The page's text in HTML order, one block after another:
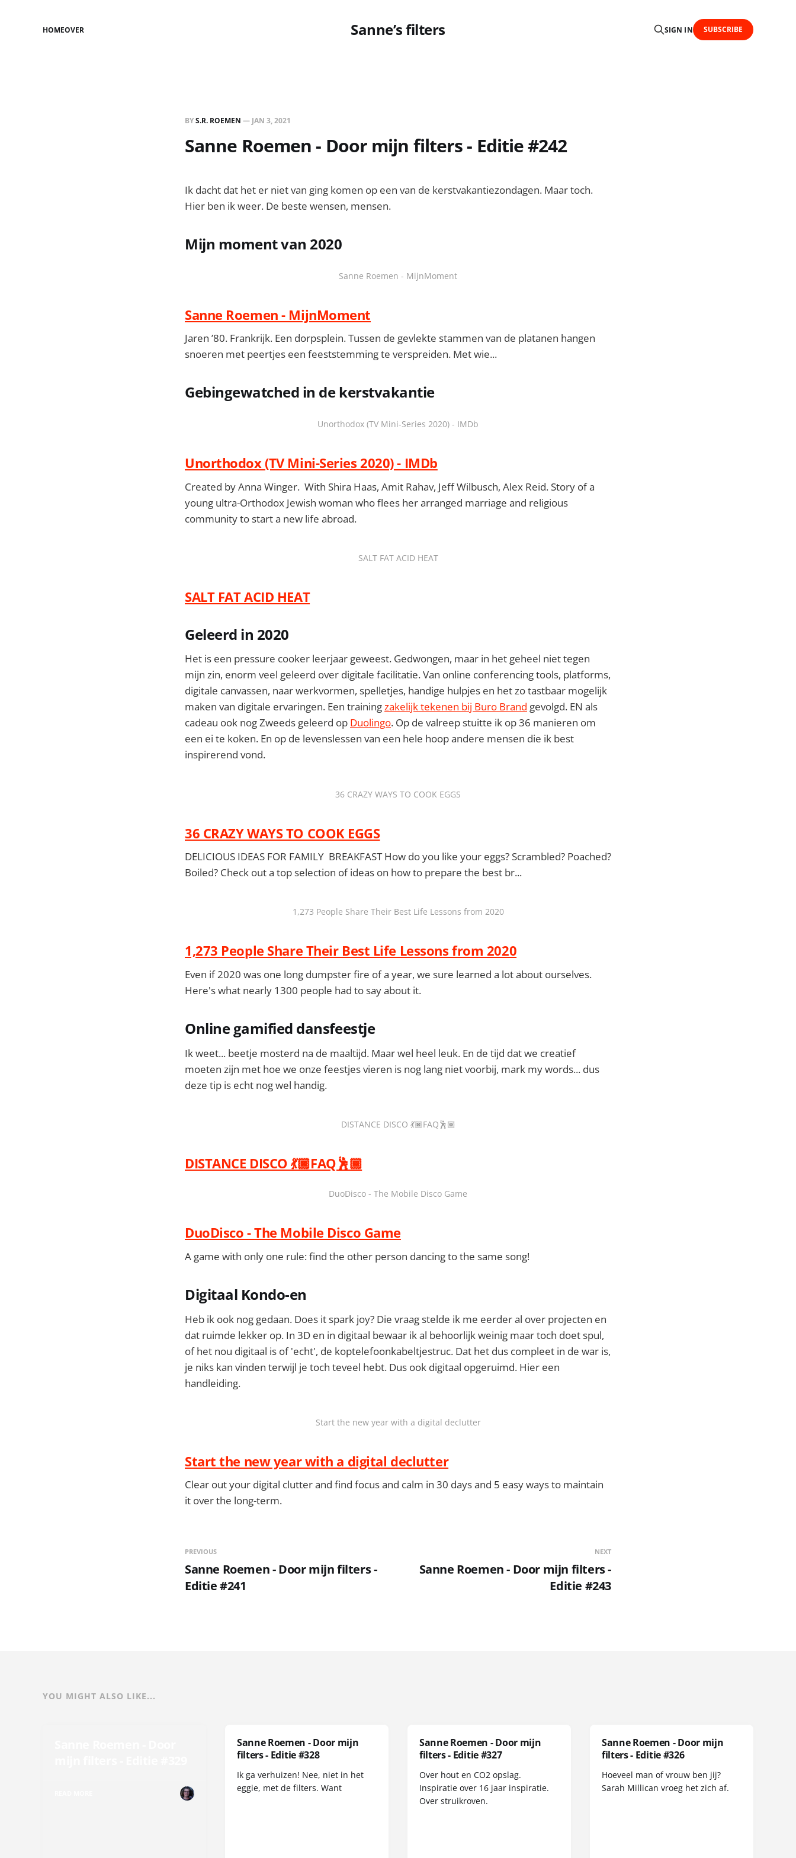
Sanne’s filters
HOMEOVER SIGN IN SUBSCRIBE
BYS.R. ROEMEN — JAN 3, 2021
Sanne Roemen - Door mijn filters - Editie #242
Ik dacht dat het er niet van ging komen op een van de kerstvakantiezondagen. Maar toch.
Hier ben ik weer. De beste wensen, mensen.
Mijn moment van 2020
Sanne Roemen - MijnMoment
Sanne Roemen - MijnMoment
Jaren ’80. Frankrijk. Een dorpsplein. Tussen de gevlekte stammen van de platanen hangen
snoeren met peertjes een feeststemming te verspreiden. Met wie...
Gebingewatched in de kerstvakantie
Unorthodox (TV Mini-Series 2020) - IMDb
Unorthodox (TV Mini-Series 2020) - IMDb
Created by Anna Winger. With Shira Haas, Amit Rahav, Jeff Wilbusch, Alex Reid. Story of a
young ultra-Orthodox Jewish woman who flees her arranged marriage and religious
community to start a new life abroad.
SALT FAT ACID HEAT
SALT FAT ACID HEAT
Geleerd in 2020
Het is een pressure cooker leerjaar geweest. Gedwongen, maar in het geheel niet tegen
mijn zin, enorm veel geleerd over digitale facilitatie. Van online conferencing tools, platforms,
digitale canvassen, naar werkvormen, spelletjes, handige hulpjes en het zo tastbaar mogelijk
maken van digitale ervaringen. Een trainingzakelijk tekenen bij Buro Brand gevolgd. EN als
cadeau ook nog Zweeds geleerd op Duolingo. Op de valreep stuitte ik op 36 manieren om
een ei te koken. En op de levenslessen van een hele hoop andere mensen die ik best
inspirerend vond.
36 CRAZY WAYS TO COOK EGGS
36 CRAZY WAYS TO COOK EGGS
DELICIOUS IDEAS FOR FAMILY BREAKFAST How do you like your eggs? Scrambled? Poached?
Boiled? Check out a top selection of ideas on how to prepare the best br...
1,273 People Share Their Best Life Lessons from 2020
1,273 People Share Their Best Life Lessons from 2020
Even if 2020 was one long dumpster fire of a year, we sure learned a lot about ourselves.
Here's what nearly 1300 people had to say about it.
Online gamified dansfeestje
Ik weet... beetje mosterd na de maaltijd. Maar wel heel leuk. En de tijd dat we creatief
moeten zijn met hoe we onze feestjes vieren is nog lang niet voorbij, mark my words... dus
deze tip is echt nog wel handig.
DISTANCE DISCO 💃🏿FAQ🕺🏾
DISTANCE DISCO 💃🏿FAQ🕺🏾
DuoDisco - The Mobile Disco Game
DuoDisco - The Mobile Disco Game
A game with only one rule: find the other person dancing to the same song!
Digitaal Kondo-en
Heb ik ook nog gedaan. Does it spark joy? Die vraag stelde ik me eerder al over projecten en
dat ruimde lekker op. In 3D en in digitaal bewaar ik al behoorlijk weinig maar toch doet spul,
of het nou digitaal is of 'echt', de koptelefoonkabeltjestruc. Dat het dus compleet in de war is,
je niks kan vinden terwijl je toch teveel hebt. Dus ook digitaal opgeruimd. Hier een
handleiding.
Start the new year with a digital declutter
Start the new year with a digital declutter
Clear out your digital clutter and find focus and calm in 30 days and 5 easy ways to maintain
it over the long-term.
PREVIOUS
Sanne Roemen - Door mijn filters -
Editie #241
NEXT
Sanne Roemen - Door mijn filters -
Editie #243
YOU MIGHT ALSO LIKE...
Sanne Roemen - Door mijn
filters - Editie #328
Ik ga verhuizen! Nee, niet in het
eggie, met de filters. Want
Sanne Roemen - Door mijn
filters - Editie #327
Over hout en CO2 opslag.
Inspiratie over 16 jaar inspiratie.
Over struikroven.
Sanne Roemen - Door mijn
filters - Editie #326
Hoeveel man of vrouw ben jij?
Sarah Millican vroeg het zich af.